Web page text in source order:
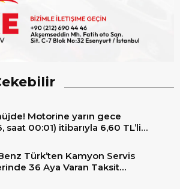
Motorine yarın gece
saat 00:01) itibarıyla 6,60 TL’lik
Türk’ten Kamyon Servis
36 Aya Varan Taksit